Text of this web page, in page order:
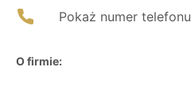
Pokaż numer telefonu
O firmie: